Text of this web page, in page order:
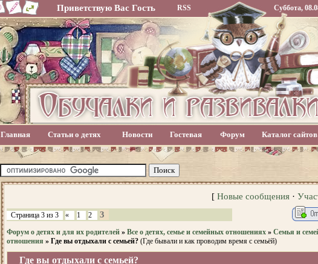
Приветствую Вас Гость RSS Суббота,
Главная Статьи о детях Новости Гостевая Форум Каталог сайтов
[ Новые сообщения ·
Страница 3 из 3 « 1 2 3
Форум о детях и для их родителей » Все о детях, семье и семейных отношениях » Семья и
отношения » Где вы отдыхали с семьей? (Где бывали и как проводим время с семьёй)
Где вы отдыхали с семьей?